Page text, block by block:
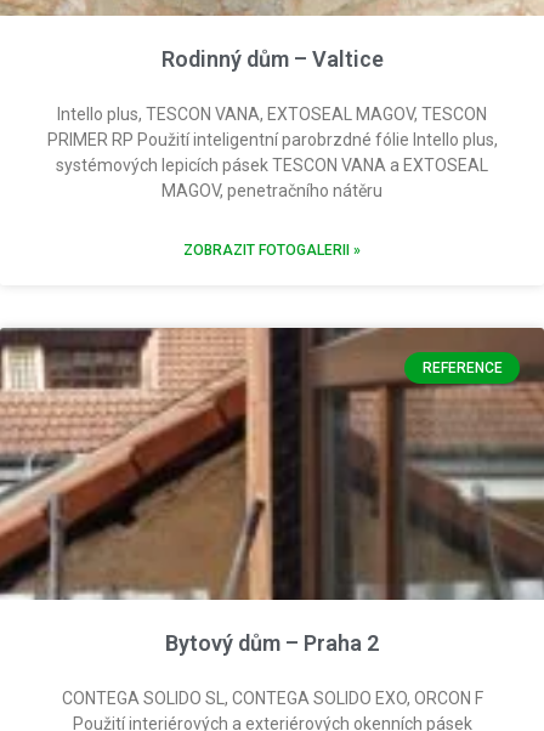
Rodinný dům – Valtice
Intello plus, TESCON VANA, EXTOSEAL MAGOV, TESCON
PRIMER RP Použití inteligentní parobrzdné fólie Intello plus,
systémových lepicích pásek TESCON VANA a EXTOSEAL
MAGOV, penetračního nátěru
ZOBRAZIT FOTOGALERII »
REFERENCE
Bytový dům – Praha 2
CONTEGA SOLIDO SL, CONTEGA SOLIDO EXO, ORCON F
Použití interiérových a exteriérových okenních pásek